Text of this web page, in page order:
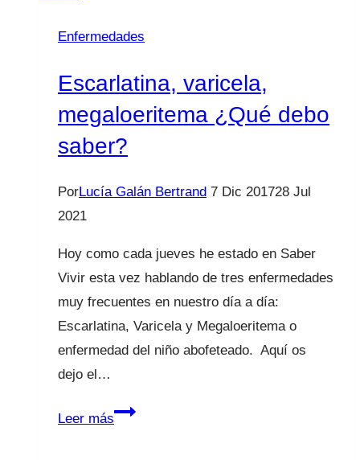
nuestros
hijos
Enfermedades
Escarlatina, varicela,
megaloeritema ¿Qué debo
saber?
PorLucía Galán Bertrand 7 Dic 201728 Jul
2021
Hoy como cada jueves he estado en Saber
Vivir esta vez hablando de tres enfermedades
muy frecuentes en nuestro día a día:
Escarlatina, Varicela y Megaloeritema o
enfermedad del niño abofeteado. Aquí os
dejo el…
Leer másEscarlatina,